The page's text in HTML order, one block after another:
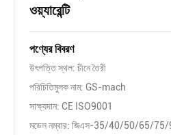
ওয়্যারেন্টি
পণ্যের বিবরণ
উৎপত্তি স্থল: চীনে তৈরী
পরিচিতিমুলক নাম: GS-mach
সাক্ষ্যদান: CE ISO9001
মডেল নম্বার: জিএস-35/40/50/65/75/